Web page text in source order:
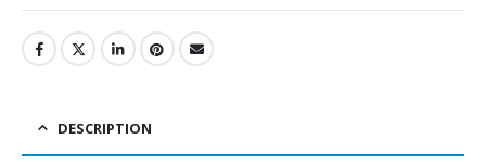
DESCRIPTION